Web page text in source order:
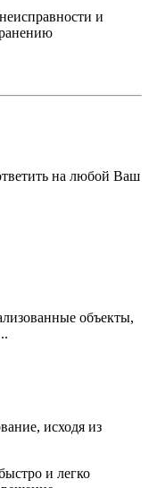
и
на любой Ваш
объекты,
исходя из
и легко